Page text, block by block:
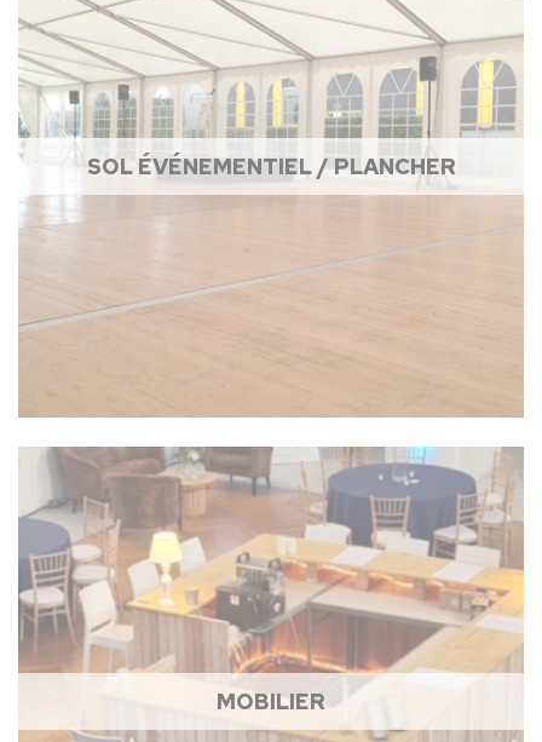
SOL ÉVÉNEMENTIEL / PLANCHER
MOBILIER